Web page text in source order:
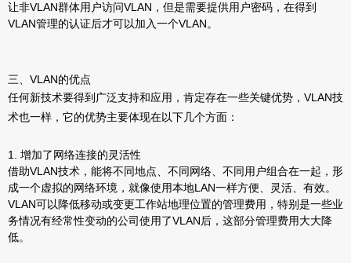
让非VLAN群体用户访问VLAN，但是需要提供用户密码，在得到
VLAN管理的认证后才可以加入一个VLAN。
三、VLAN的优点
任何新技术要得到广泛支持和应用，肯定存在一些关键优势，VLAN技
术也一样，它的优势主要体现在以下几个方面：
1. 增加了网络连接的灵活性
借助VLAN技术，能将不同地点、不同网络、不同用户组合在一起，形
成一个虚拟的网络环境，就像使用本地LAN一样方便、灵活、有效。
VLAN可以降低移动或变更工作站地理位置的管理费用，特别是一些业
务情况有经常性变动的公司使用了VLAN后，这部分管理费用大大降
低。